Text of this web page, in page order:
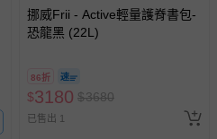
挪威Frii - Active輕量護脊書包-
恐龍黑 (22L)
86折
$3180 $3680
已售出 1